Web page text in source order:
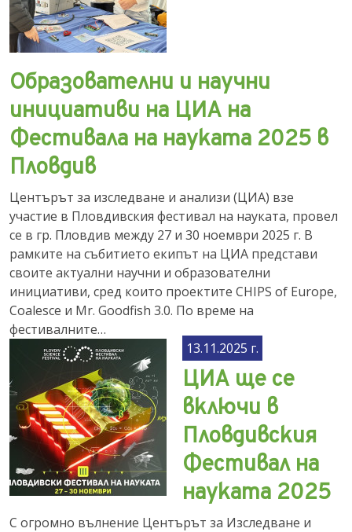
Образователни и научни
инициативи на ЦИА на
Фестивала на науката 2025 в
Пловдив
Центърът за изследване и анализи (ЦИА) взе
участие в Пловдивския фестивал на науката, провел
се в гр. Пловдив между 27 и 30 ноември 2025 г. В
рамките на събитието екипът на ЦИА представи
своите актуални научни и образователни
инициативи, сред които проектите CHIPS of Europe,
Coalesce и Mr. Goodfish 3.0. По време на
фестивалните…
13.11.2025 г.
ЦИА ще се
включи в
Пловдивския
Фестивал на
науката 2025
С огромно вълнение Центърът за Изследване и